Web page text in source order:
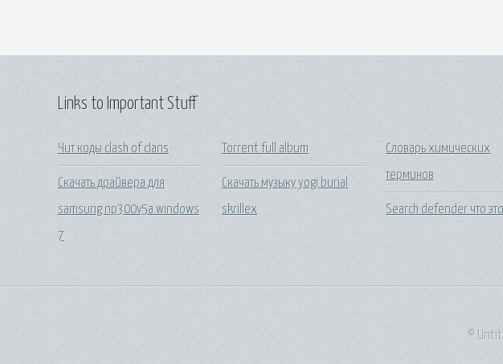
Links to Important Stuff
Чит коды clash of clans
Скачать драйвера для
samsung np300v5a windows
7
Torrent full album
Скачать музыку yogi burial
skrillex
Словарь химических
терминов
Search defender что это
©